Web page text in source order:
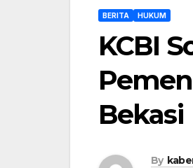
BERITA HUKUM
KCBI
Bekasi
By